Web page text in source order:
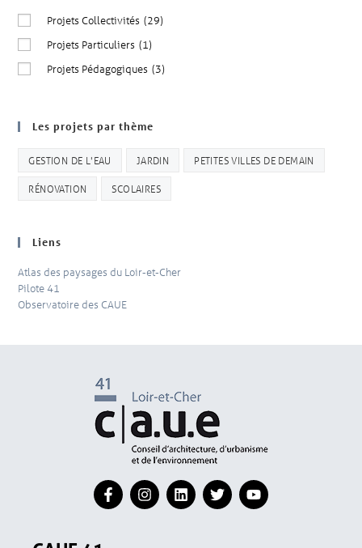
Projets Collectivités (29)
Projets Particuliers (1)
Projets Pédagogiques (3)
Les projets par thème
GESTION DE L'EAU JARDIN PETITES VILLES DE DEMAIN
RÉNOVATION SCOLAIRES
Liens
Atlas des paysages du Loir-et-Cher
Pilote 41
Observatoire des CAUE